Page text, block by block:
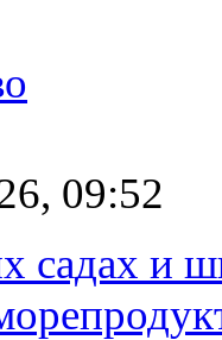
09:52
садах и